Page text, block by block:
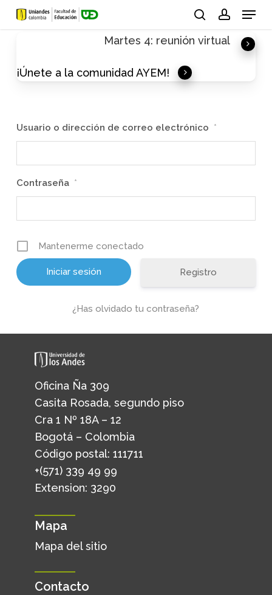
Skip
Menu
Martes 4: reunión virtual
¡Únete a la comunidad AYEM!
Usuario o dirección de correo electrónico *
Contraseña *
Mantenerme conectado
Registro
¿Has olvidado tu contraseña?
Oficina Ña 309
Casita Rosada, segundo piso
Cra 1 Nº 18A – 12
Bogotá – Colombia
Código postal: 111711
+(571) 339 49 99
Extension: 3290
Mapa
Mapa del sitio
Contacto